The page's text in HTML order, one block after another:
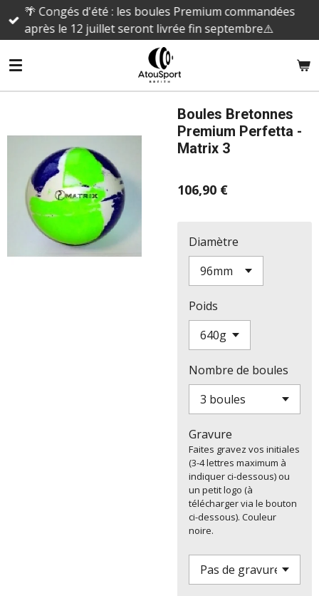
Passer
principal
🌴 Congés d'été : les boules Premium commandées
après le 12 juillet seront livrée fin septembre⚠️
Boules Bretonnes
Premium Perfetta -
Matrix 3
106,90 €
Diamètre
Poids
Nombre de boules
Gravure
Faites gravez vos initiales
(3-4 lettres maximum à
indiquer ci-dessous) ou
un petit logo (à
télécharger via le bouton
ci-dessous). Couleur
noire.